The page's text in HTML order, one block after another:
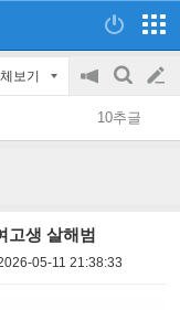
보기
공
지
on/off
검
색
글
쓰
10추글
고생 살해범
05-11 21:38:33